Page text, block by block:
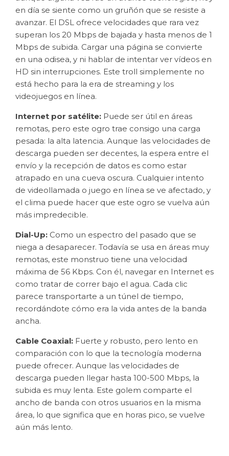
en día se siente como un gruñón que se resiste a
avanzar. El DSL ofrece velocidades que rara vez
superan los 20 Mbps de bajada y hasta menos de 1
Mbps de subida. Cargar una página se convierte
en una odisea, y ni hablar de intentar ver vídeos en
HD sin interrupciones. Este troll simplemente no
está hecho para la era de streaming y los
videojuegos en línea.
Internet por satélite: Puede ser útil en áreas
remotas, pero este ogro trae consigo una carga
pesada: la alta latencia. Aunque las velocidades de
descarga pueden ser decentes, la espera entre el
envío y la recepción de datos es como estar
atrapado en una cueva oscura. Cualquier intento
de videollamada o juego en línea se ve afectado, y
el clima puede hacer que este ogro se vuelva aún
más impredecible.
Dial-Up: Como un espectro del pasado que se
niega a desaparecer. Todavía se usa en áreas muy
remotas, este monstruo tiene una velocidad
máxima de 56 Kbps. Con él, navegar en Internet es
como tratar de correr bajo el agua. Cada clic
parece transportarte a un túnel de tiempo,
recordándote cómo era la vida antes de la banda
ancha.
Cable Coaxial: Fuerte y robusto, pero lento en
comparación con lo que la tecnología moderna
puede ofrecer. Aunque las velocidades de
descarga pueden llegar hasta 100-500 Mbps, la
subida es muy lenta. Este golem comparte el
ancho de banda con otros usuarios en la misma
área, lo que significa que en horas pico, se vuelve
aún más lento.